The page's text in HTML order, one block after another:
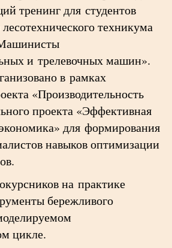
тренинг для студентов
техникума
и трелевочных машин».
в рамках
«Производительность
проекта «Эффективная
для формирования
навыков оптимизации
на практике
бережливого
цикле.